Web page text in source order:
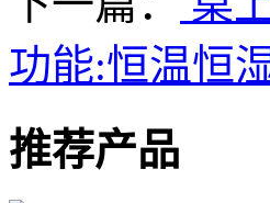
功能:恒温恒
推荐产品